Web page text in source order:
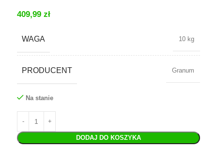
409,99 zł
WAGA 10 kg
PRODUCENT Granum
Na stanie
DODAJ DO KOSZYKA